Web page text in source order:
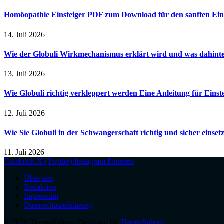
Homöopathie Einsteiger PDF zum Download für den sanften
14. Juli 2026
Wie der Globuli Wirkmechanismus erklärt wird und was
13. Juli 2026
Wie Globuli richtig verkleppert werden Eine Anleitung für
12. Juli 2026
Wie Sie Globuli in der Schwangerschaft richtig und sicher
11. Juli 2026
Facebook X (Twitter) Instagram Pinterest
Über uns
Redaktion
Impressum
Datenschutzerklärung